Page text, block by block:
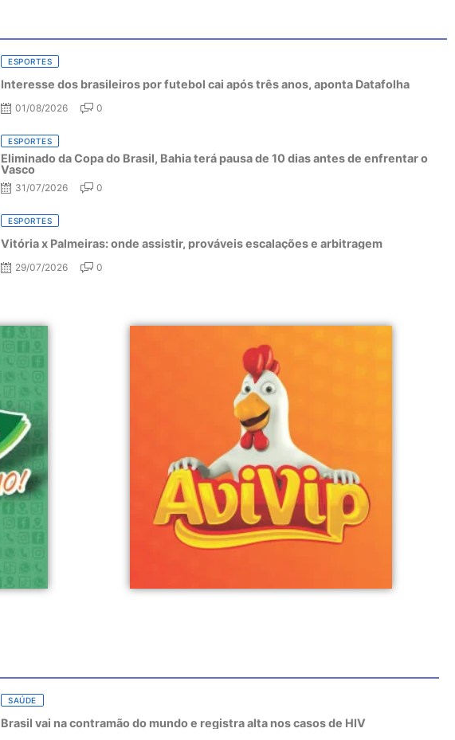
ESPORTES
Interesse dos brasileiros por futebol cai após três anos, aponta Datafolha
01/08/2026 0
ESPORTES
Eliminado da Copa do Brasil, Bahia terá pausa de 10 dias antes de enfrentar o
Vasco
31/07/2026 0
ESPORTES
Vitória x Palmeiras: onde assistir, prováveis escalações e arbitragem
29/07/2026 0
SAÚDE
Brasil vai na contramão do mundo e registra alta nos casos de HIV